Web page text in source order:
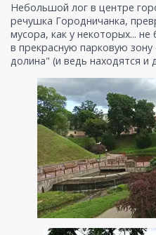
Небольшой лог в центре
речушка Городничанка,
мусора, как у некоторых...
в прекрасную парковую
долина" (и ведь находятся и